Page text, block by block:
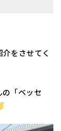
をさせてく
「ベッセ